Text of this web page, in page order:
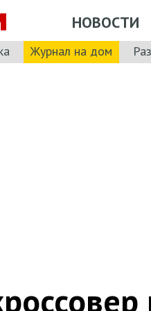
НОВОСТИ
Журнал на дом